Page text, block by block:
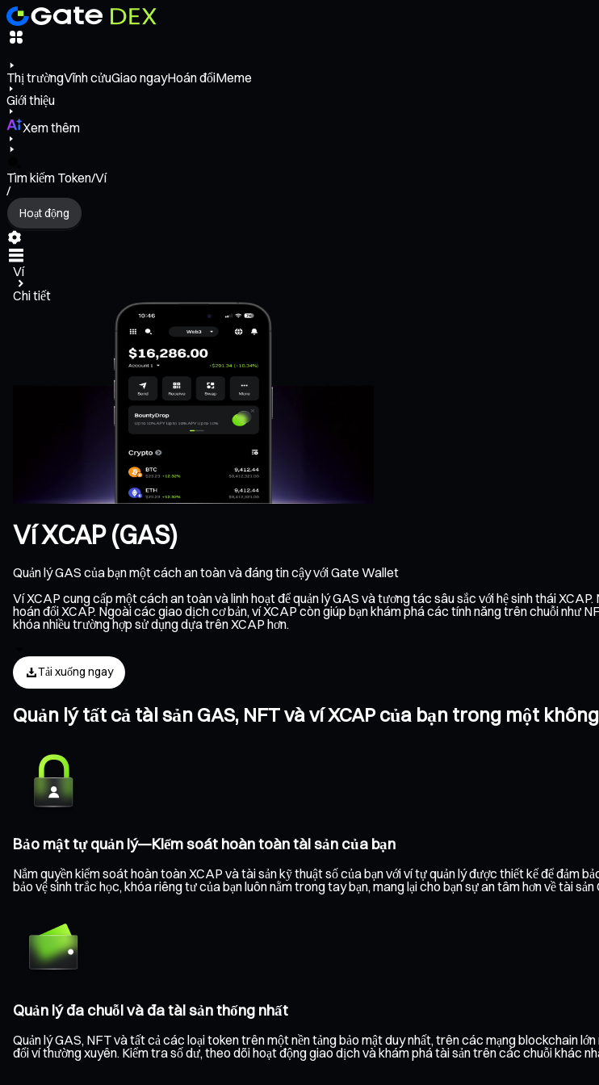
Thị trườngVĩnh cửuGiao ngayHoán đổiMeme
Giới thiệu
Xem thêm
Tìm kiếm Token/Ví
/
Hoạt động
Ví
Chi tiết
Ví XCAP (GAS)
Quản lý GAS của bạn một cách an toàn và đáng tin cậy với Gate Wallet
Ví XCAP cung cấp một cách an toàn và linh hoạt để quản lý GAS và tương tác sâu sắc với hệ sinh thái
hoán đổi XCAP. Ngoài các giao dịch cơ bản, ví XCAP còn giúp bạn khám phá các tính năng trên chuỗi như
khóa nhiều trường hợp sử dụng dựa trên XCAP hơn.
Tải xuống ngay
Quản lý tất cả tài sản GAS, NFT và ví XCAP của bạn trong một
Bảo mật tự quản lý—Kiểm soát hoàn toàn tài sản của bạn
Nắm quyền kiểm soát hoàn toàn XCAP và tài sản kỹ thuật số của bạn với ví tự quản lý được thiết kế để đảm
bảo vệ sinh trắc học, khóa riêng tư của bạn luôn nằm trong tay bạn, mang lại cho bạn sự an tâm hơn về tài sản
Quản lý đa chuỗi và đa tài sản thống nhất
Quản lý GAS, NFT và tất cả các loại token trên một nền tảng bảo mật duy nhất, trên các mạng blockchain
đổi ví thường xuyên. Kiểm tra số dư, theo dõi hoạt động giao dịch và khám phá tài sản trên các chuỗi khác